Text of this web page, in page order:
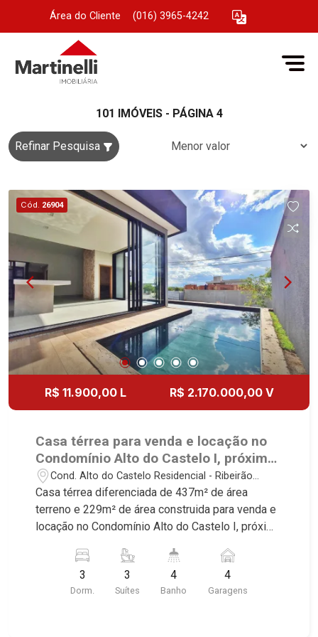
Área do Cliente (016) 3965-4242
101 IMÓVEIS - PÁGINA 4
Refinar Pesquisa
Cód. 26904
R$ 11.900,00 L R$ 2.170.000,00 V
Casa térrea para venda e locação no
Condomínio Alto do Castelo I, próximo
à Fazenda Santa Maria - Ribeirão
Preto/SP.
Cond. Alto do Castelo Residencial - Ribeirão
Preto/SP
Casa térrea diferenciada de 437m² de área
terreno e 229m² de área construida para venda e
locação no Condomínio Alto do Castelo I, próximo
do Castelo, Ribeirão Preto/SP. Conheça as
características deste imóvel que a Martinelli
Imobiliária selecionou para você: - 437m² de área
3
Dorm.
3
Suítes
4
Banho
4
Garagens